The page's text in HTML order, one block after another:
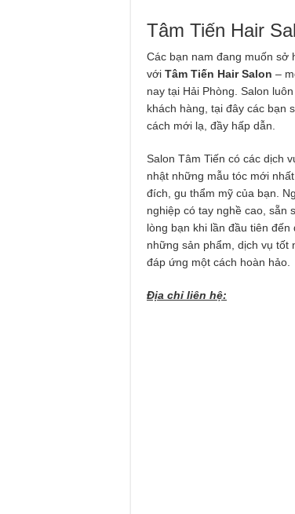
Tâm Tiến Hair
Các bạn nam đang muốn sở
với Tâm Tiến Hair Salon –
nay tại Hải Phòng. Salon
khách hàng, tại đây các bạn
cách mới lạ, đầy hấp dẫn.
Salon Tâm Tiến có các dịch
nhật những mẫu tóc mới
đích, gu thẩm mỹ của bạn.
nghiệp có tay nghề cao, sẵn
lòng bạn khi lần đầu tiên đến
những sản phẩm, dịch vụ tốt
đáp ứng một cách hoàn hảo.
Địa chỉ liên hệ: